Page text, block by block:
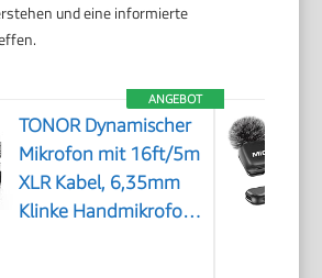
und eine informierte
ANGEBOT
TONOR Dynamischer
Mikrofon mit 16ft/5m
XLR Kabel, 6,35mm
Klinke Handmikrofon